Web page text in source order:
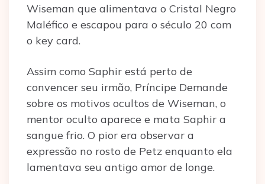
Wiseman que alimentava o Cristal Negro
Maléfico e escapou para o século 20 com
o key card.
Assim como Saphir está perto de
convencer seu irmão, Príncipe Demande
sobre os motivos ocultos de Wiseman, o
mentor oculto aparece e mata Saphir a
sangue frio. O pior era observar a
expressão no rosto de Petz enquanto ela
lamentava seu antigo amor de longe.